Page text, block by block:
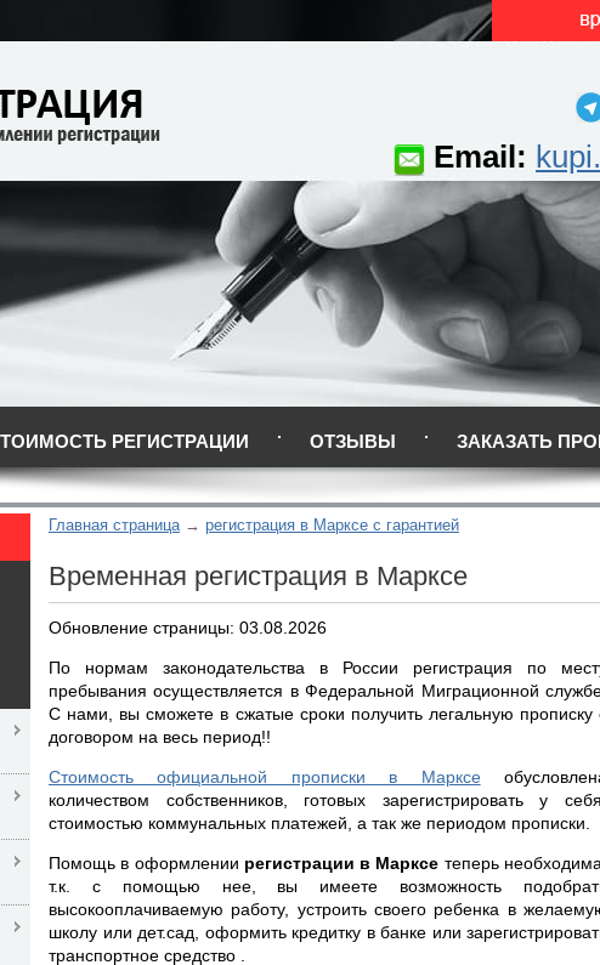
Email:
РЕГИСТРАЦИИ ОТЗЫВЫ ЗАКАЗАТЬ
Главная страница регистрация в Марксе с гарантией
Временная регистрация в Марксе
Обновление страницы: 03.08.2026
По нормам законодательства в России регистрация по
пребывания осуществляется в Федеральной Миграционной
С нами, вы сможете в сжатые сроки получить легальную прописку
договором на весь период!!
Стоимость официальной прописки в Марксе
количеством собственников, готовых зарегистрировать у себя,
стоимостью коммунальных платежей, а так же периодом прописки.
Помощь в оформлении регистрации в Марксе теперь необходима,
т.к. с помощью нее, вы имеете возможность
высокооплачиваемую работу, устроить своего ребенка в
школу или дет.сад, оформить кредитку в банке или
транспортное средство .